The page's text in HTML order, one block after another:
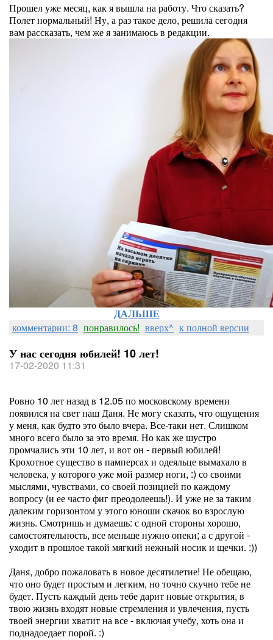
Прошел уже месяц, как я вышла на работу. Что сказать?
Полет нормальный! Ну, а раз такое дело, решила сегодня
вам рассказать, чем же я занимаюсь в редакции.
ДАЛЬШЕ
комментарии: 8 понравилось! вверх^ к полной версии
У нас сегодня юбилей! 10 лет!
17-02-2020 11:31
Ровно 10 лет назад в 12.05 по московскому времени
появился на свет наш Даня. Не могу сказать, что ощущения
у меня, как будто это было вчера. Все-таки нет. Слишком
много всего было за это время. Но как же шустро
промчались эти 10 лет, и вот он - первый юбилей!
Крохотное существо в памперсах и одеяльце вымахало в
человека, у которого уже мой размер ноги, :) со своими
мыслями, чувствами, со своей позицией по каждому
вопросу (и ее часто фиг преодолеешь!). И уже не за таким
далеким горизонтом у этого юноши скачок во взрослую
жизнь. Смотришь и думаешь: с одной стороны хорошо,
самостоятельность, все меньше нужно опеки; а с другой -
уходит в прошлое такой мягкий нежный носик и щечки. :))
Даня, добро пожаловать в новое десятилетие! Не обещаю,
что оно будет простым и легким, но точно скучно тебе не
будет. Пусть каждый день тебе дарит новые открытия, в
твою жизнь входят новые стремления и увлечения, пусть
твоей энергии хватит на все - включая учебу, хоть она и
поднадоедает порой. :)